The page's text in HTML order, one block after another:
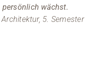
wächst.
5. Semester